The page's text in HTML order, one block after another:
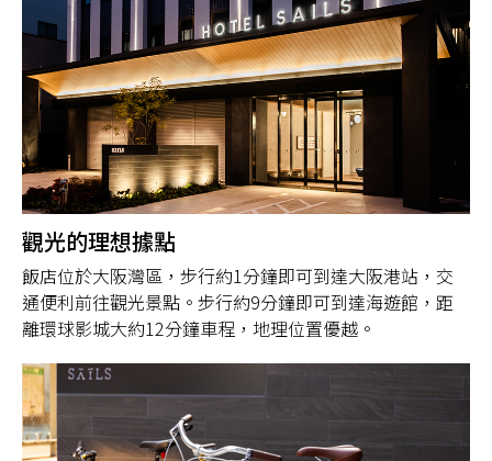
觀光的理想據點
飯店位於大阪灣區，步行約1分鐘即可到達大阪港站，交
通便利前往觀光景點。步行約9分鐘即可到達海遊館，距
離環球影城大約12分鐘車程，地理位置優越。